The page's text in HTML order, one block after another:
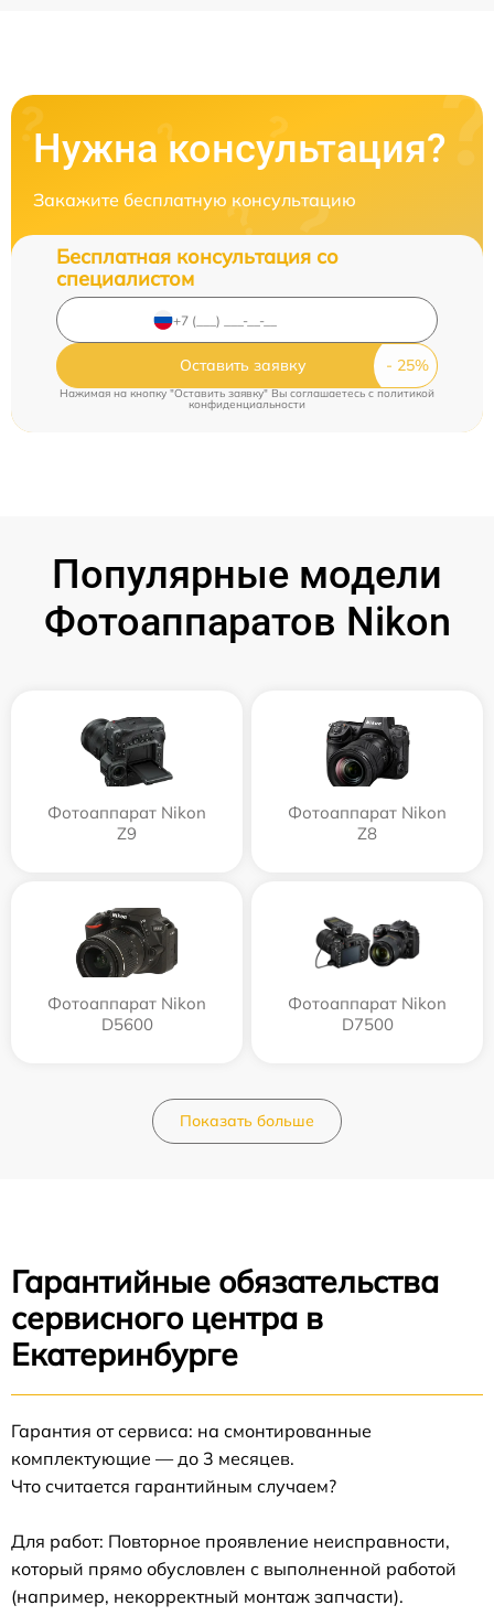
Нужна консультация?
Закажите бесплатную консультацию
Бесплатная консультация со
специалистом
Оставить заявку
Нажимая на кнопку "Оставить заявку" Вы соглашаетесь c политикой
конфиденциальности
Популярные модели
Фотоаппаратов Nikon
Фотоаппарат Nikon
Z9
Фотоаппарат Nikon
Z8
Фотоаппарат Nikon
D5600
Фотоаппарат Nikon
D7500
Показать больше
Гарантийные обязательства
сервисного центра в
Екатеринбурге
Гарантия от сервиса: на смонтированные
комплектующие — до 3 месяцев.
Что считается гарантийным случаем?
Для работ: Повторное проявление неисправности,
который прямо обусловлен с выполненной работой
(например, некорректный монтаж запчасти).